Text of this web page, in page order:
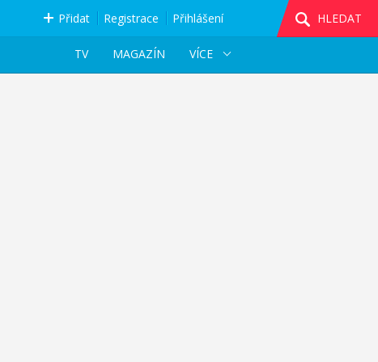
Přidat Registrace Přihlášení
HLEDAT
VÍCE
MAGAZÍN
TV